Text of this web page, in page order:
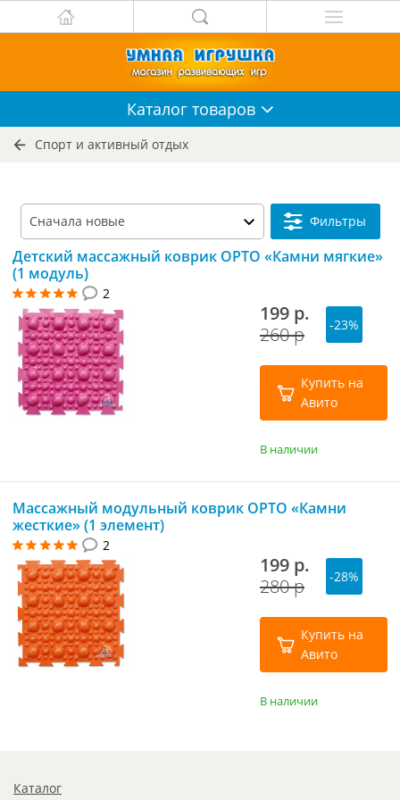
Каталог товаров
Спорт и активный отдых
Фильтры
Детский массажный коврик ОРТО «Камни мягкие»
(1 модуль)
2
199 р.
260 р
-23%
Купить на
Авито
В наличии
Массажный модульный коврик ОРТО «Камни
жесткие» (1 элемент)
2
199 р.
280 р
-28%
Купить на
Авито
В наличии
Каталог